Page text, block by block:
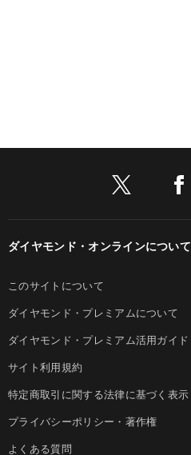
ダイヤモンド・オンラインについて
このサイトについて
ダイヤモンド・プレミアムについて
ダイヤモンド・プレミアム活用ガイド
サイト利用規約
特定商取引に関する法律に基づく表示
プライバシーポリシー・著作権
よくある質問